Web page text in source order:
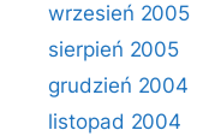
wrzesień 2005
sierpień 2005
grudzień 2004
listopad 2004